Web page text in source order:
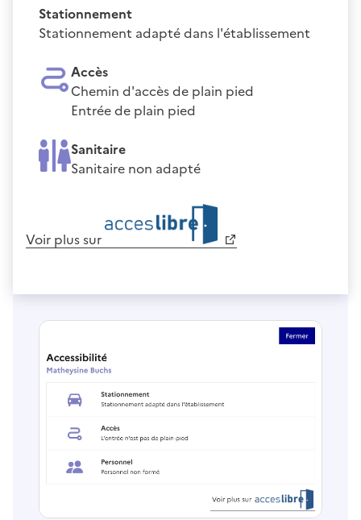
Stationnement
Stationnement adapté dans l'établissement
Accès
Chemin d'accès de plain pied
Entrée de plain pied
Sanitaire
Sanitaire non adapté
Voir plus sur